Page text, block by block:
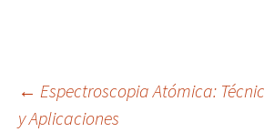
Navegación
← Espectroscopia Atómica:
y Aplicaciones